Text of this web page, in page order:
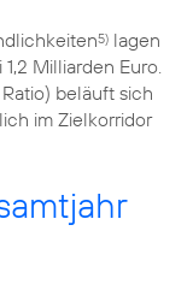
5) lagen
Milliarden Euro.
beläuft sich
im Zielkorridor